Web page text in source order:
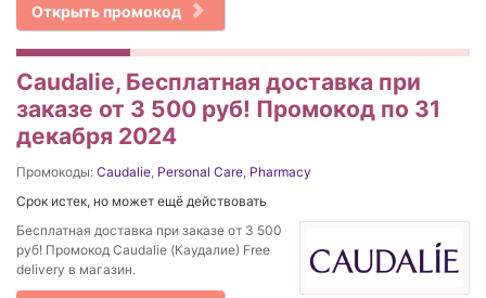
Открыть промокод
Caudalie, Бесплатная доставка при
заказе от 3 500 руб! Промокод по 31
декабря 2024
Промокоды: Caudalie, Personal Care, Pharmacy
Срок истек, но может ещё действовать
Бесплатная доставка при заказе от 3 500
руб! Промокод Caudalie (Каудалие) Free
delivery в магазин.